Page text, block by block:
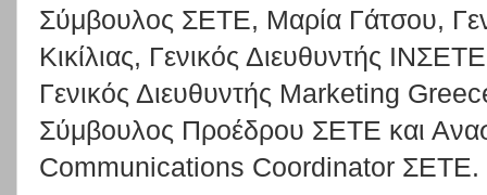
Σύμβουλος ΣΕΤΕ, Μαρία Γάτσου,
Κικίλιας, Γενικός Διευθυντής
Γενικός Διευθυντής Marketing
Σύμβουλος Προέδρου ΣΕΤΕ και
Communications Coordinator ΣΕΤΕ.